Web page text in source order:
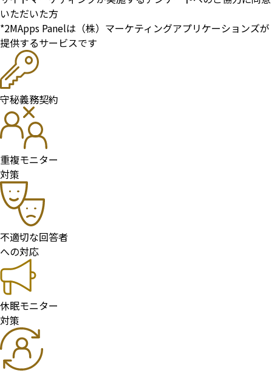
いただいた方
*2MApps Panelは（株）マーケティングアプリケーションズが
提供するサービスです
守秘義務契約
重複モニター
対策
不適切な回答者
への対応
休眠モニター
対策